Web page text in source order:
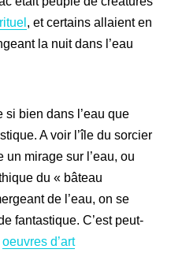
, et certains allaient en
la nuit dans l’eau
si bien dans l’eau que
A voir l’île du sorcier
un mirage sur l’eau, ou
du « bâteau
de l’eau, on se
fantastique. C’est peut-
oeuvres d’art